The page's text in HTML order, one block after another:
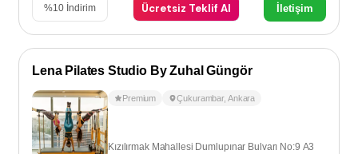
%10 İndirim Ücretsiz Teklif Al İletişim
Lena Pilates Studio By Zuhal Güngör
Premium Çukurambar, Ankara
Kızılırmak Mahallesi Dumlupınar Bulvarı No:9 A3